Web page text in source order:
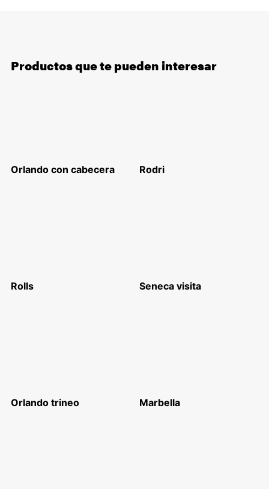
Productos que te pueden interesar
Orlando con cabecera Rodri
Rolls Seneca visita
Orlando trineo Marbella